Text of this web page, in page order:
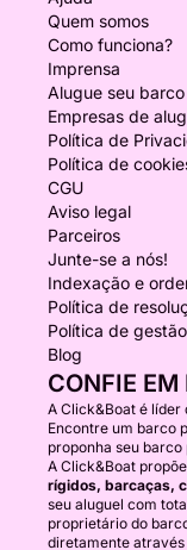
Quem somos
Como funciona?
Imprensa
Alugue seu barco
Empresas de
Política de
Política de
CGU
Aviso legal
Parceiros
Junte-se a nós!
Indexação e
Política de
Política de
Blog
CONFIE EM
A Click&Boat é líder
Encontre um barco
proponha seu
A Click&Boat
rígidos, barcaças,
seu aluguel com
proprietário do
diretamente